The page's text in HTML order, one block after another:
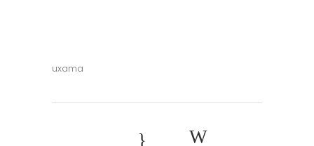
uxama